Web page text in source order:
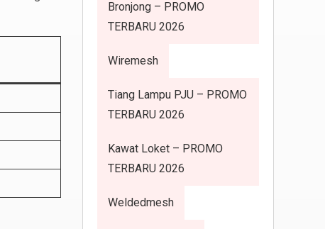
Bronjong – PROMO
TERBARU 2026
Wiremesh
Tiang Lampu PJU – PROMO
TERBARU 2026
Kawat Loket – PROMO
TERBARU 2026
Weldedmesh